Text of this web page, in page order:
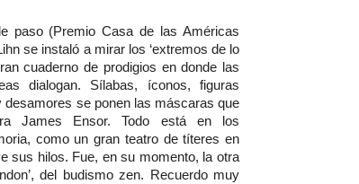
paso (Premio Casa de las Américas
se instaló a mirar los ‘extremos de lo
cuaderno de prodigios en donde las
dialogan. Sílabas, íconos, figuras
desamores se ponen las máscaras que
James Ensor. Todo está en los
como un gran teatro de títeres en
sus hilos. Fue, en su momento, la otra
del budismo zen. Recuerdo muy